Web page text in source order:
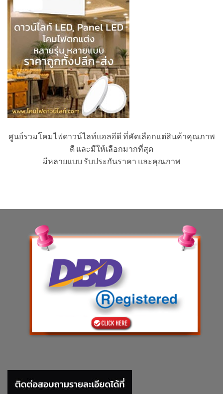
ศูนย์รวมโคมไฟดาวน์ไลท์แอลอีดี ที่คัดเลือกแต่สินค้าคุณภาพ
ดี และมีให้เลือกมากที่สุด
มีหลายแบบ รับประกันราคา และคุณภาพ